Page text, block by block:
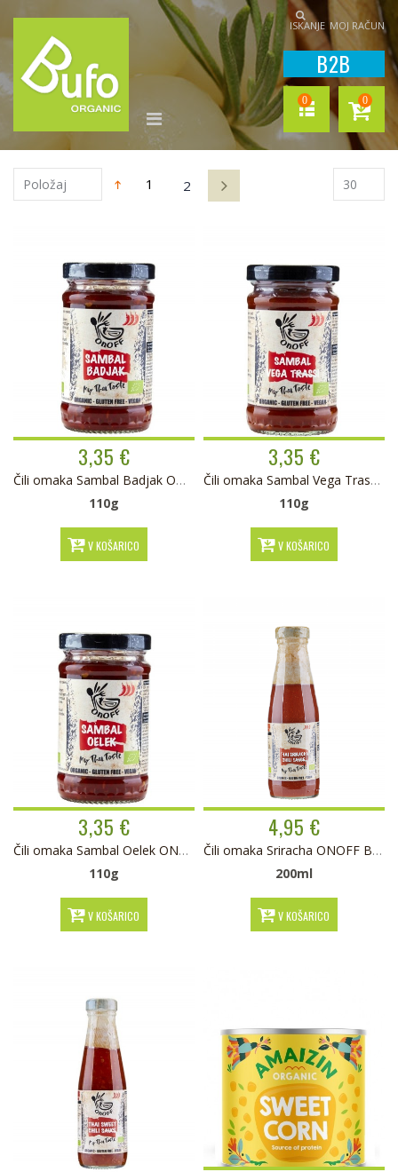
MOJ RAČUN
ISKANJE
B2B
0
0
1 2
3,35 €
Čili omaka Sambal Badjak ONOFF BIO
110g
V KOŠARICO
3,35 €
Čili omaka Sambal Vega Trassi ONOFF BIO
110g
V KOŠARICO
3,35 €
Čili omaka Sambal Oelek ONOFF BIO
110g
V KOŠARICO
4,95 €
Čili omaka Sriracha ONOFF BIO
200ml
V KOŠARICO